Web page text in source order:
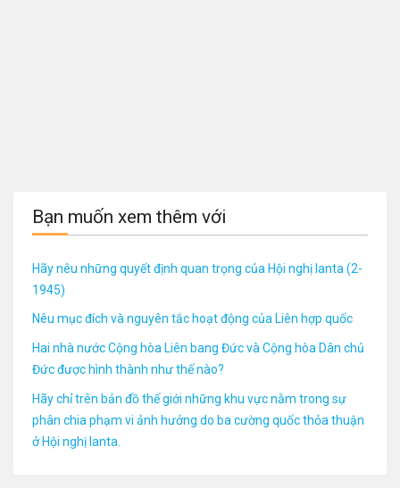
Bạn muốn xem thêm với
Hãy nêu những quyết định quan trọng của Hội nghị Ianta (2-
1945)
Nêu mục đích và nguyên tắc hoạt động của Liên hợp quốc
Hai nhà nước Cộng hòa Liên bang Đức và Cộng hòa Dân chủ
Đức được hình thành như thế nào?
Hãy chỉ trên bản đồ thế giới những khu vực nằm trong sự
phân chia phạm vi ảnh hưởng do ba cường quốc thỏa thuận
ở Hội nghị Ianta.